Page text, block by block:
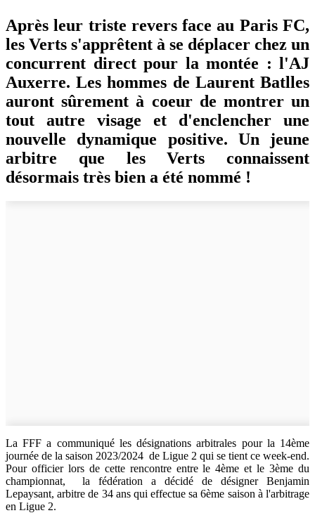
Après leur triste revers face au Paris FC,
les Verts s'apprêtent à se déplacer chez un
concurrent direct pour la montée : l'AJ
Auxerre. Les hommes de Laurent Batlles
auront sûrement à coeur de montrer un
tout autre visage et d'enclencher une
nouvelle dynamique positive. Un jeune
arbitre que les Verts connaissent
désormais très bien a été nommé !
La FFF a communiqué les désignations arbitrales pour la 14ème
journée de la saison 2023/2024 de Ligue 2 qui se tient ce week-end.
Pour officier lors de cette rencontre entre le 4ème et le 3ème du
championnat, la fédération a décidé de désigner Benjamin
Lepaysant, arbitre de 34 ans qui effectue sa 6ème saison à l'arbitrage
en Ligue 2.